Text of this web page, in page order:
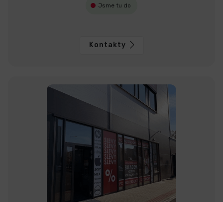
Jsme tu do
Kontakty